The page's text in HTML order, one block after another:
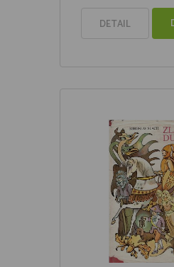
DETAIL